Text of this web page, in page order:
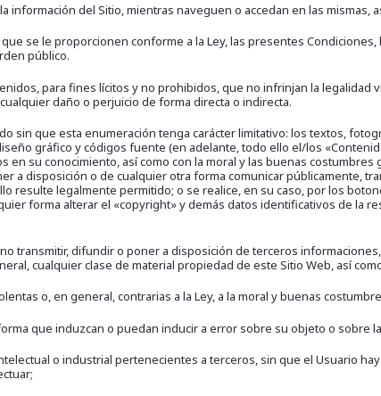
del Sitio, mientras naveguen o accedan en las mismas,
se le proporcionen conforme a la Ley, las presentes
público.
para fines lícitos y no prohibidos, que no infrinjan la
daño o perjuicio de forma directa o indirecta.
que esta enumeración tenga carácter limitativo: los textos,
gráfico y códigos fuente (en adelante, todo ello el/los
su conocimiento, así como con la moral y las buenas
a disposición o de cualquier otra forma comunicar públicamente,
legalmente permitido; o se realice, en su caso, por los
forma alterar el «copyright» y demás datos identificativos de la
transmitir, difundir o poner a disposición de terceros
cualquier clase de material propiedad de este Sitio Web, así
o, en general, contrarias a la Ley, a la moral y buenas
que induzcan o puedan inducir a error sobre su objeto o sobre
o industrial pertenecientes a terceros, sin que el Usuario